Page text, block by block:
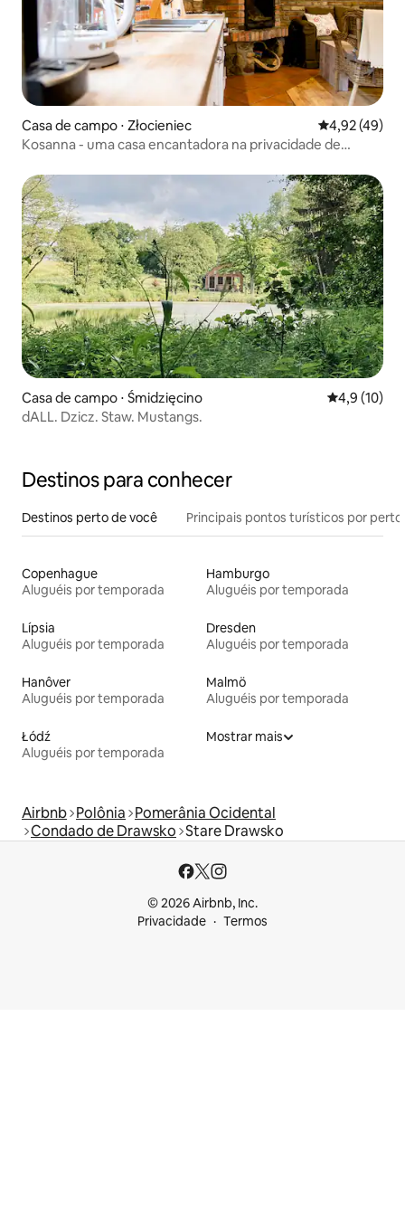
Casa de campo ⋅ Złocieniec 4,92 de uma
4,92 (49)
Kosanna - uma casa encantadora na privacidade de
Casa de campo ⋅ Śmidzięcino 4,9 de uma
4,9 (10)
dALL. Dzicz. Staw. Mustangs.
Destinos para conhecer
Destinos perto de você Principais pontos turísticos por perto
Copenhague
Aluguéis por temporada
Hamburgo
Aluguéis por temporada
Lípsia
Aluguéis por temporada
Dresden
Aluguéis por temporada
Hanôver
Aluguéis por temporada
Malmö
Aluguéis por temporada
Łódź
Aluguéis por temporada
Mostrar mais
Airbnb Polônia Pomerânia Ocidental
Condado de Drawsko Stare Drawsko
© 2026 Airbnb, Inc.
Privacidade
Termos